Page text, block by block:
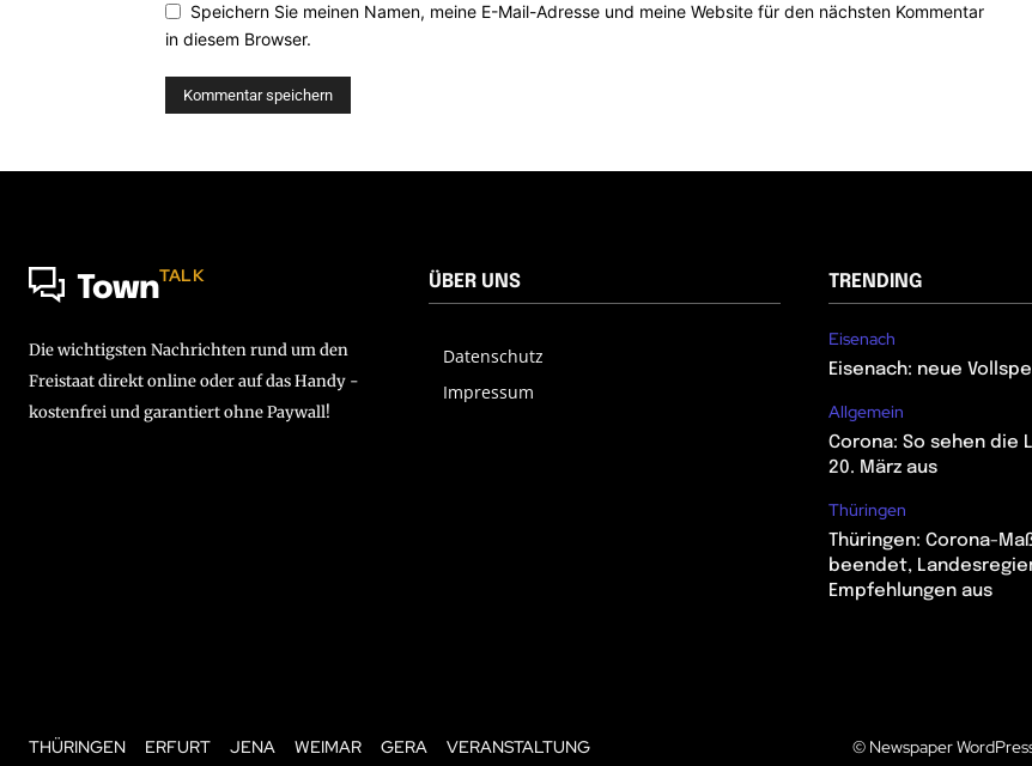
Speichern Sie meinen Namen, meine E-Mail-Adresse und meine Website für den nächsten Kommentar
in diesem Browser.
TownTALK
Die wichtigsten Nachrichten rund um den
Freistaat direkt online oder auf das Handy -
kostenfrei und garantiert ohne Paywall!
ÜBER UNS
Datenschutz
Impressum
TRENDING
Eisenach
Eisenach: neue
Allgemein
Corona: So sehen die
20. März aus
Thüringen
Thüringen: Corona-
beendet,
Empfehlungen aus
THÜRINGEN ERFURT JENA WEIMAR GERA VERANSTALTUNG © Newspaper